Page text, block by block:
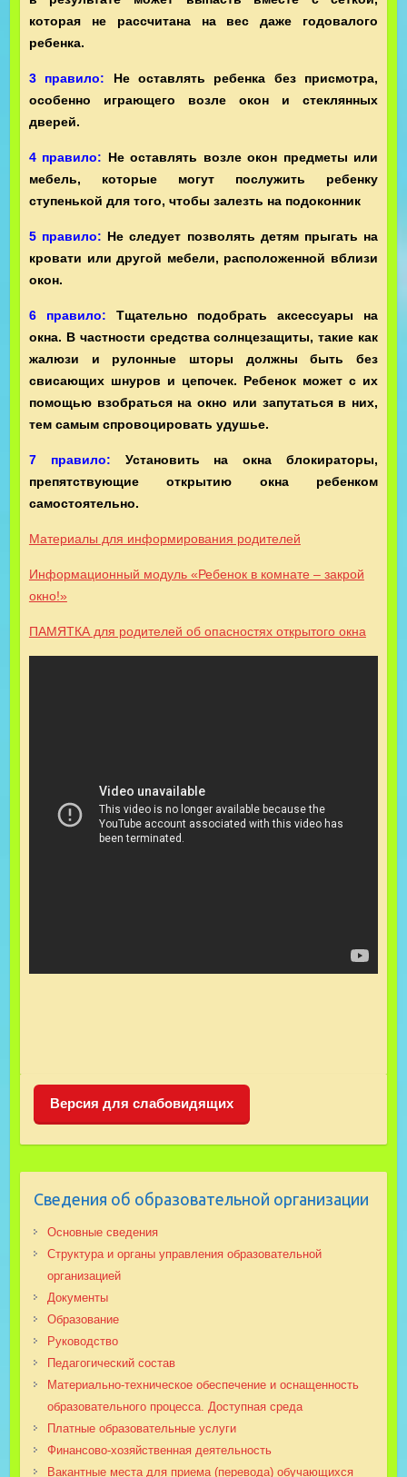
которая не рассчитана на вес даже годовалого
ребенка.
3 правило: Не оставлять ребенка без присмотра,
особенно играющего возле окон и стеклянных
дверей.
4 правило: Не оставлять возле окон предметы или
мебель, которые могут послужить ребенку
ступенькой для того, чтобы залезть на подоконник
5 правило: Не следует позволять детям прыгать на
кровати или другой мебели, расположенной вблизи
окон.
6 правило: Тщательно подобрать аксессуары на
окна. В частности средства солнцезащиты, такие как
жалюзи и рулонные шторы должны быть без
свисающих шнуров и цепочек. Ребенок может с их
помощью взобраться на окно или запутаться в них,
тем самым спровоцировать удушье.
7 правило: Установить на окна блокираторы,
препятствующие открытию окна ребенком
самостоятельно.
Материалы для информирования родителей
Информационный модуль «Ребенок в комнате – закрой
окно!»
ПАМЯТКА для родителей об опасностях открытого окна
Версия для слабовидящих
Сведения об образовательной организации
Основные сведения
Структура и органы управления образовательной
организацией
Документы
Образование
Руководство
Педагогический состав
Материально-техническое обеспечение и оснащенность
образовательного процесса. Доступная среда
Платные образовательные услуги
Финансово-хозяйственная деятельность
Вакантные места для приема (перевода) обучающихся